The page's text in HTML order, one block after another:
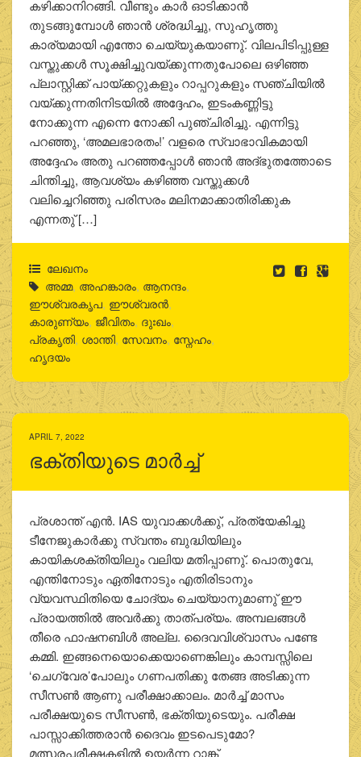
കഴിക്കാനിറങ്ങി. വീണ്ടും കാര്‍ ഓടിക്കാന്‍
തുടങ്ങുമ്പോള്‍ ഞാന്‍ ശ്രദ്ധിച്ചു, സുഹൃത്തു
കാര്യമായി എന്തോ ചെയ്യുകയാണു്. വിലപിടിപ്പുള്ള
വസ്തുക്കള്‍ സൂക്ഷിച്ചുവയ്ക്കുന്നതുപോലെ ഒഴിഞ്ഞ
പ്ലാസ്റ്റിക്ക് പായ്ക്കറ്റുകളും റാപ്പറുകളും സഞ്ചിയില്‍
വയ്ക്കുന്നതിനിടയില്‍ അദ്ദേഹം, ഇടംകണ്ണിട്ടു
നോക്കുന്ന എന്നെ നോക്കി പുഞ്ചിരിച്ചു. എന്നിട്ടു
പറഞ്ഞു, ‘അമലഭാരതം!’ വളരെ സ്വാഭാവികമായി
അദ്ദേഹം അതു പറഞ്ഞപ്പോള്‍ ഞാന്‍ അദ്ഭുതത്തോടെ
ചിന്തിച്ചു, ആവശ്യം കഴിഞ്ഞ വസ്തുക്കള്‍
വലിച്ചെറിഞ്ഞു പരിസരം മലിനമാക്കാതിരിക്കുക
എന്നതു് […]
ലേഖനം
അമ്മ, അഹങ്കാരം, ആനന്ദം,
ഈശ്വരകൃപ, ഈശ്വരന്‍,
കാരുണ്യം, ജീവിതം, ദുഃഖം,
പ്രകൃതി, ശാന്തി, സേവനം, സ്നേഹം,
ഹൃദയം
APRIL 7, 2022
ഭക്തിയുടെ മാര്‍ച്ച്
പ്രശാന്ത് എന്‍. IAS യുവാക്കള്‍ക്കു്, പ്രത്യേകിച്ചു
ടീനേജുകാര്‍ക്കു സ്വന്തം ബുദ്ധിയിലും
കായികശക്തിയിലും വലിയ മതിപ്പാണു്. പൊതുവേ,
എന്തിനോടും ഏതിനോടും എതിരിടാനും
വ്യവസ്ഥിതിയെ ചോദ്യം ചെയ്യാനുമാണു് ഈ
പ്രായത്തില്‍ അവര്‍ക്കു താത്പര്യം. അമ്പലങ്ങള്‍
തീരെ ഫാഷനബിള്‍ അല്ല. ദൈവവിശ്വാസം പണ്ടേ
കമ്മി. ഇങ്ങനെയൊക്കെയാണെങ്കിലും കാമ്പസ്സിലെ
‘ചെഗ്വേര’പോലും ഗണപതിക്കു തേങ്ങ അടിക്കുന്ന
സീസണ്‍ ആണു പരീക്ഷാക്കാലം. മാര്‍ച്ച് മാസം
പരീക്ഷയുടെ സീസണ്‍, ഭക്തിയുടെയും. പരീക്ഷ
പാസ്സാക്കിത്തരാന്‍ ദൈവം ഇടപെടുമോ?
മത്സരപ്പരീക്ഷകളില്‍ ഉയര്‍ന്ന റാങ്ക്